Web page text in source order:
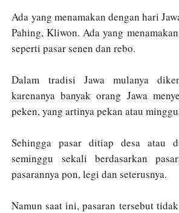
Ada yang menamakan dengan hari
Pahing, Kliwon. Ada yang
seperti pasar senen dan rebo.
Dalam tradisi Jawa mulanya
karenanya banyak orang Jawa
peken, yang artinya pekan atau
Sehingga pasar ditiap desa atau
seminggu sekali berdasarkan
pasarannya pon, legi dan seterusnya.
Namun saat ini, pasaran tersebut